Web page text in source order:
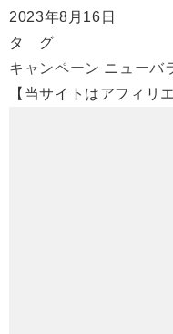
2023年8月16日
タ グ
キャンペーン ニューバ
【当サイトはアフィリ